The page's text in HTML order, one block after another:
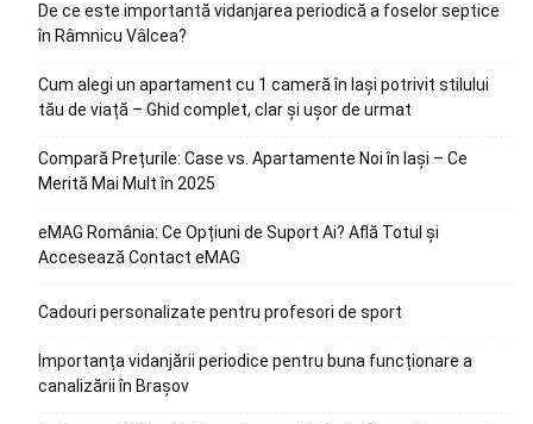
De ce este importantă vidanjarea periodică a foselor septice
în Râmnicu Vâlcea?
Cum alegi un apartament cu 1 cameră în Iași potrivit stilului
tău de viață – Ghid complet, clar și ușor de urmat
Compară Prețurile: Case vs. Apartamente Noi în Iași – Ce
Merită Mai Mult în 2025
eMAG România: Ce Opțiuni de Suport Ai? Află Totul și
Accesează Contact eMAG
Cadouri personalizate pentru profesori de sport
Importanța vidanjării periodice pentru buna funcționare a
canalizării în Brașov